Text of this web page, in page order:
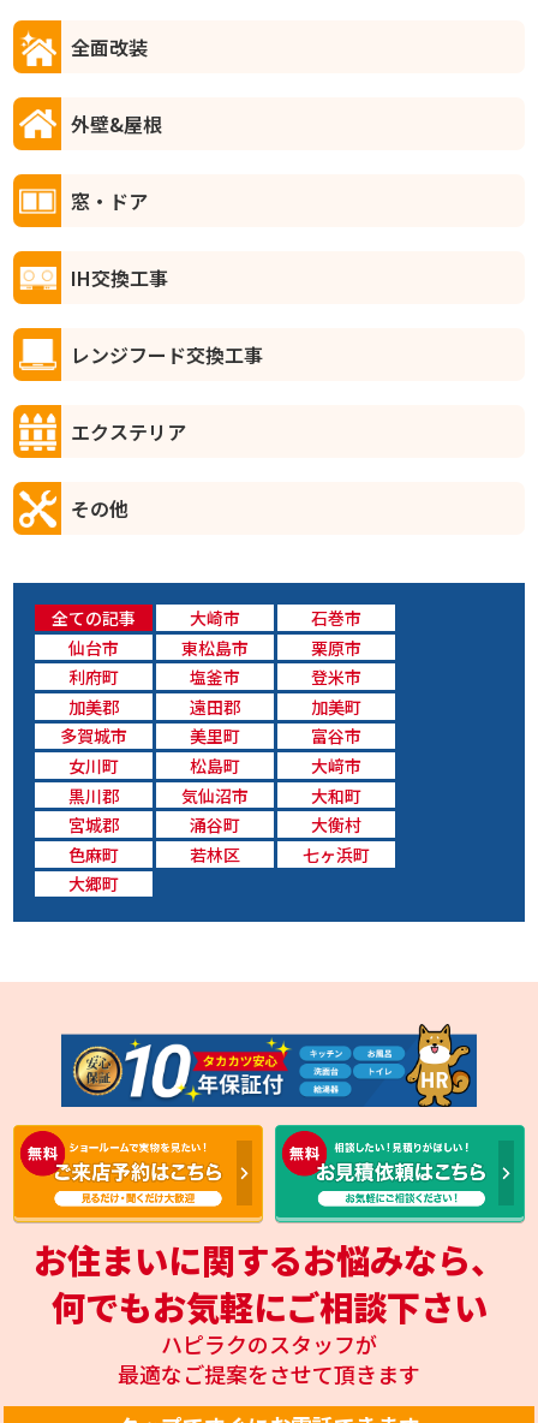
全面改装
外壁&屋根
窓・ドア
IH交換工事
レンジフード交換工事
エクステリア
その他
全ての記事 大崎市
石巻市
仙台市
東松島市
栗原市
利府町
塩釜市
登米市
加美郡
遠田郡
加美町
多賀城市
美里町
富谷市
女川町
松島町
大﨑市
黒川郡
気仙沼市
大和町
宮城郡
涌谷町
大衡村
色麻町
若林区
七ヶ浜町
大郷町
お住まいに関するお悩みなら、
何でもお気軽にご相談下さい
ハピラクのスタッフが
最適なご提案をさせて頂きます